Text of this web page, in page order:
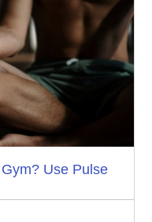
Use Pulse